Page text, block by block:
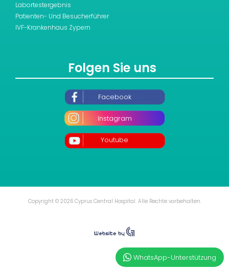
Labortestergebnis
Patienten- Und Besucherführer
IVF-Krankenhaus Zypern
Folgen Sie uns
Facebook
Instagram
Youtube
Copyright © 2026 Cyprus Central Hospital. Alle Rechte vorbehalten.
WhatsApp-Unterstützung